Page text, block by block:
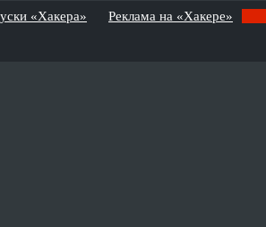
«Хакера» Реклама на «Хакере»